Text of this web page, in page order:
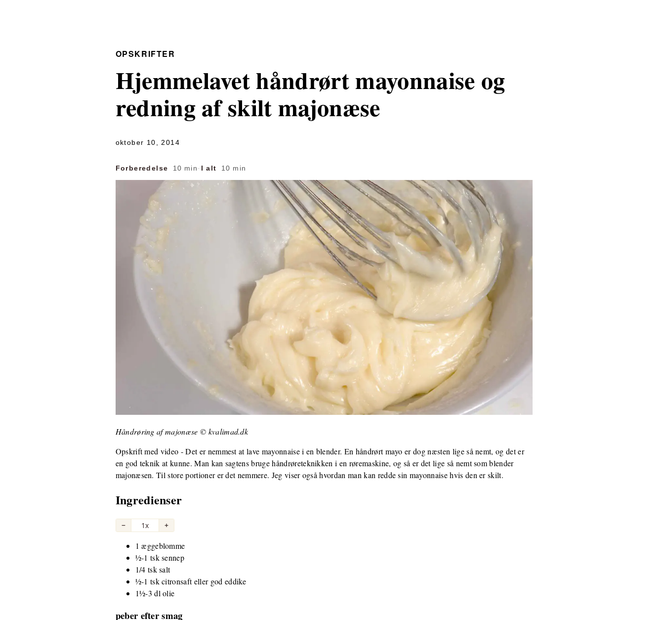
OPSKRIFTER
Hjemmelavet håndrørt mayonnaise og
redning af skilt majonæse
oktober 10, 2014
Forberedelse 10 min · I alt 10 min
Håndrøring af majonæse © kvalimad.dk
Opskrift med video - Det er nemmest at lave mayonnaise i en blender. En håndrørt mayo er dog næsten lige så nemt, og det er
en god teknik at kunne. Man kan sagtens bruge håndrøreteknikken i en røremaskine, og så er det lige så nemt som blender
majonæsen. Til store portioner er det nemmere. Jeg viser også hvordan man kan redde sin mayonnaise hvis den er skilt.
Ingredienser
− 1x +
1 æggeblomme
½-1 tsk sennep
1/4 tsk salt
½-1 tsk citronsaft eller god eddike
1½-3 dl olie
peber efter smag